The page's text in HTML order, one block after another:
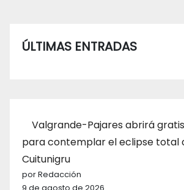
ÚLTIMAS ENTRADAS
Valgrande-Pajares abrirá
para contemplar el eclipse total
Cuitunigru
por Redacción